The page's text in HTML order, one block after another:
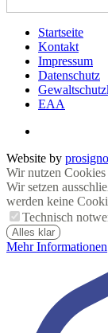
Startseite
Kontakt
Impressum
Datenschutz
EAA
Website by prosigno
Wir nutzen Cookies
Wir setzen
werden keine
Technisch
Alles klar
Mehr Informationen